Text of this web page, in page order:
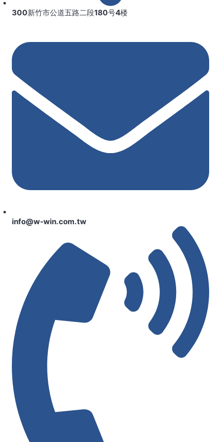
300新竹市公道五路二段180号4楼
info@w-win.com.tw